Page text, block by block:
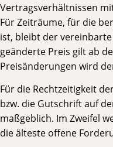
Vertragsverhältnissen
Für Zeiträume, für die
ist, bleibt der
geänderte Preis gilt ab
Preisänderungen wird
Für die Rechtzeitigkeit
bzw. die Gutschrift auf
maßgeblich. Im Zweifel
die älteste offene